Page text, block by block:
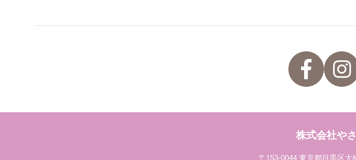
株式会社や
〒153-0044 東京都目黒区大